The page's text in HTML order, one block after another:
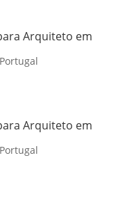
Arquiteto em
Arquiteto em